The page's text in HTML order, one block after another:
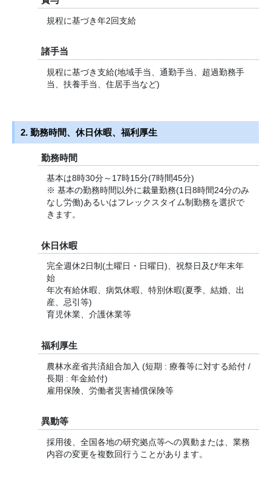
規程に基づき年2回支給
諸手当
規程に基づき支給(地域手当、通勤手当、超過勤務手
当、扶養手当、住居手当など)
2. 勤務時間、休日休暇、福利厚生
勤務時間
基本は8時30分～17時15分(7時間45分)
※ 基本の勤務時間以外に裁量勤務(1日8時間24分のみ
なし労働)あるいはフレックスタイム制勤務を選択で
きます。
休日休暇
完全週休2日制(土曜日・日曜日)、祝祭日及び年末年
始
年次有給休暇、病気休暇、特別休暇(夏季、結婚、出
産、忌引等)
育児休業、介護休業等
福利厚生
農林水産省共済組合加入 (短期 : 療養等に対する給付 /
長期 : 年金給付)
雇用保険、労働者災害補償保険等
異動等
採用後、全国各地の研究拠点等への異動または、業務
内容の変更を複数回行うことがあります。